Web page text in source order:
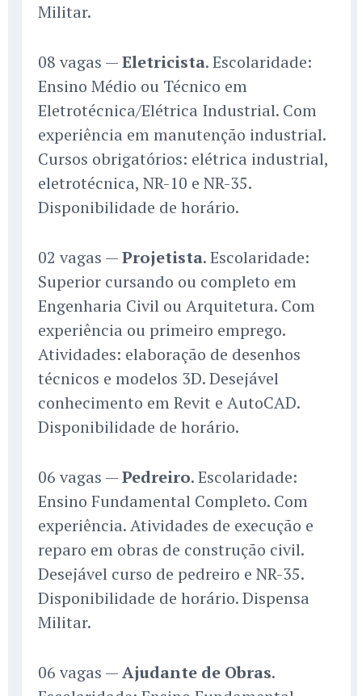
Militar.
08 vagas —Eletricista. Escolaridade:
Ensino Médio ou Técnico em
Eletrotécnica/Elétrica Industrial. Com
experiência em manutenção industrial.
Cursos obrigatórios: elétrica industrial,
eletrotécnica, NR-10 e NR-35.
Disponibilidade de horário.
02 vagas —Projetista. Escolaridade:
Superior cursando ou completo em
Engenharia Civil ou Arquitetura. Com
experiência ou primeiro emprego.
Atividades: elaboração de desenhos
técnicos e modelos 3D. Desejável
conhecimento em Revit e AutoCAD.
Disponibilidade de horário.
06 vagas —Pedreiro. Escolaridade:
Ensino Fundamental Completo. Com
experiência. Atividades de execução e
reparo em obras de construção civil.
Desejável curso de pedreiro e NR-35.
Disponibilidade de horário. Dispensa
Militar.
06 vagas —Ajudante de Obras.